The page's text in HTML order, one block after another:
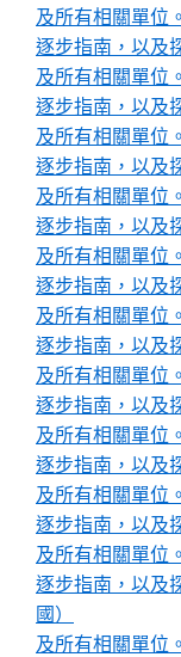
及所有相關單位
逐步指南，以及
及所有相關單位
逐步指南，以及
及所有相關單位
逐步指南，以及
及所有相關單位
逐步指南，以及
及所有相關單位
逐步指南，以及
及所有相關單位
逐步指南，以及
及所有相關單位
逐步指南，以及
及所有相關單位
逐步指南，以及
及所有相關單位
逐步指南，以及
及所有相關單位
逐步指南，以及
國）
及所有相關單位